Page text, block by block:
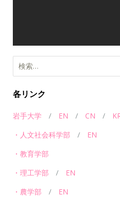
索:
各リンク
岩手大学 / EN / CN /
・人文社会科学部 / EN
・教育学部
・理工学部 / EN
・農学部 / EN